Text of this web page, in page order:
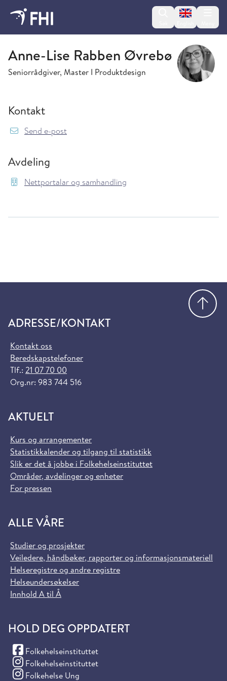
Change
Nettportalar og samhandling
Anne-Lise Rabben Øvrebø
Seniorrådgiver, Master I Produktdesign
Kontakt
Send e-post{model.translations.sendEmailTo} Anne-
Avdeling
Nettportalar og samhandling
ADRESSE/KONTAKT
Kontakt oss
Beredskapstelefoner
Tlf.: 21 07 70 00
Org.nr: 983 744 516
AKTUELT
Kurs og arrangementer
Statistikkalender og tilgang til statistikk
Slik er det å jobbe i Folkehelseinstituttet
Områder, avdelinger og enheter
For pressen
ALLE VÅRE
Studier og prosjekter
Veiledere, håndbøker, rapporter og informasjonsmateriell
Helseregistre og andre registre
Helseundersøkelser
Innhold A til Å
HOLD DEG OPPDATERT
Folkehelseinstituttet
(Facebook)
Folkehelseinstituttet
(Instagram)
Folkehelse Ung
(Instagram)